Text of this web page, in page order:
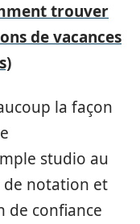
trouver
de vacances
la façon
studio au
de notation et
de confiance